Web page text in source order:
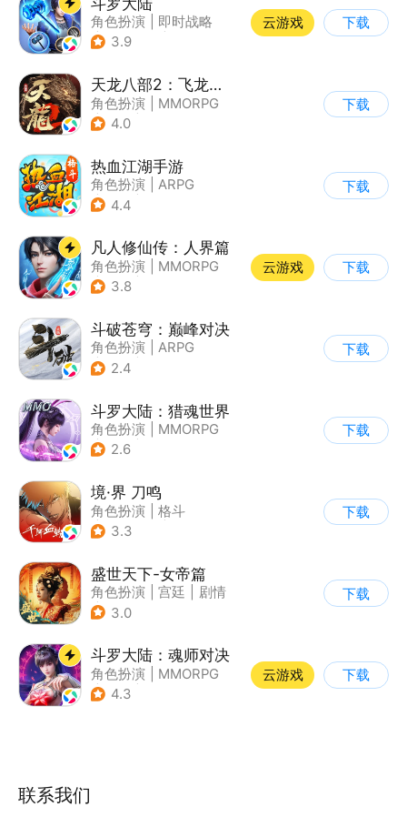
角色扮演
即时战略
| 小说改编
3.9
云游戏 下载
天龙八部2：飞龙战天
角色扮演
MMORPG
| 武侠
4.0
下载
热血江湖手游
角色扮演
ARPG
| 武侠
4.4
下载
凡人修仙传：人界篇
角色扮演
MMORPG
| 仙侠
3.8
云游戏 下载
斗破苍穹：巅峰对决
角色扮演
ARPG
| 奇幻
2.4
下载
斗罗大陆：猎魂世界
角色扮演
MMORPG
| 奇幻
2.6
下载
境·界 刀鸣
角色扮演
格斗
| 动漫改编
3.3
下载
盛世天下-女帝篇
角色扮演 宫廷
剧情
| 腾讯
3.0
下载
斗罗大陆：魂师对决
角色扮演
MMORPG
| 奇幻
4.3
云游戏 下载
联系我们